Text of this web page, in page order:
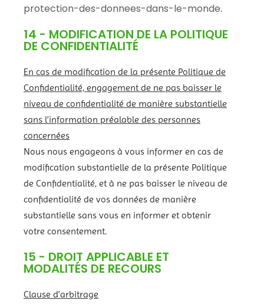
protection-des-donnees-dans-le-monde.
14 - MODIFICATION DE LA POLITIQUE
DE CONFIDENTIALITÉ
En cas de modification de la présente Politique de
Confidentialité, engagement de ne pas baisser le
niveau de confidentialité de manière substantielle
sans l’information préalable des personnes
concernées
Nous nous engageons à vous informer en cas de
modification substantielle de la présente Politique
de Confidentialité, et à ne pas baisser le niveau de
confidentialité de vos données de manière
substantielle sans vous en informer et obtenir
votre consentement.
15 - DROIT APPLICABLE ET
MODALITÉS DE RECOURS
Clause d’arbitrage